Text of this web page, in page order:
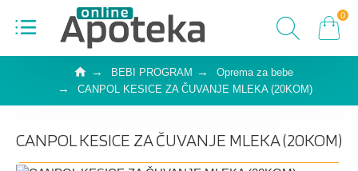
0
BEBI PROGRAM
Oprema za bebe
CANPOL KESICE ZA ČUVANJE MLEKA (20KOM)
CANPOL KESICE ZA ČUVANJE MLEKA (20KOM)